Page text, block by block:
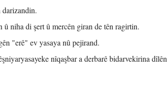
niha di şert û mercên giran de tên ragirtin.
"erê" ev yasaya nû pejirand.
nîqaşbar a derbarê bidarvekirina dîlên